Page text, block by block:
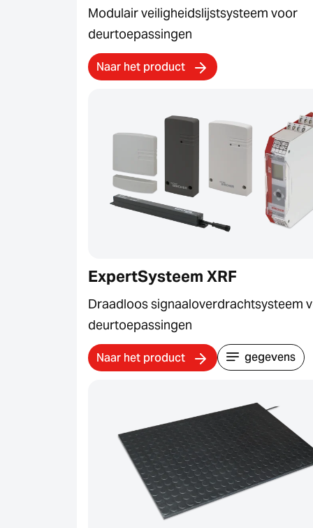
Modulair veiligheidslijstsysteem voor
deurtoepassingen
Naar het product
ExpertSysteem XRF
Draadloos signaaloverdrachtsysteem
deurtoepassingen
Naar het product gegevens